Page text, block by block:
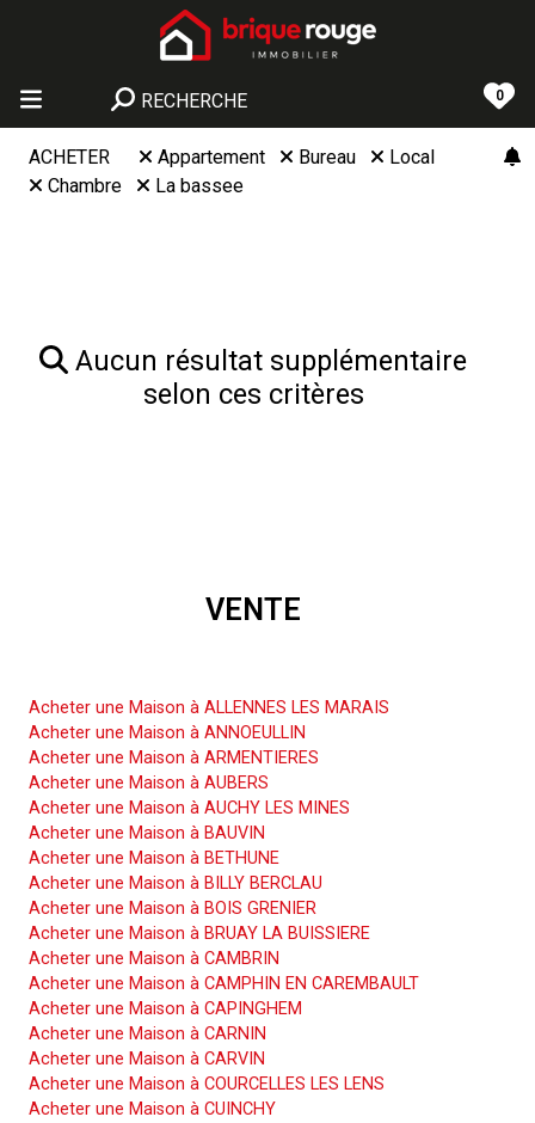
RECHERCHE 0
ACHETER Appartement Bureau
Local
Chambre
La bassee
Aucun résultat supplémentaire
selon ces critères
VENTE
Acheter une Maison à ALLENNES LES MARAIS
Acheter une Maison à ANNOEULLIN
Acheter une Maison à ARMENTIERES
Acheter une Maison à AUBERS
Acheter une Maison à AUCHY LES MINES
Acheter une Maison à BAUVIN
Acheter une Maison à BETHUNE
Acheter une Maison à BILLY BERCLAU
Acheter une Maison à BOIS GRENIER
Acheter une Maison à BRUAY LA BUISSIERE
Acheter une Maison à CAMBRIN
Acheter une Maison à CAMPHIN EN CAREMBAULT
Acheter une Maison à CAPINGHEM
Acheter une Maison à CARNIN
Acheter une Maison à CARVIN
Acheter une Maison à COURCELLES LES LENS
Acheter une Maison à CUINCHY